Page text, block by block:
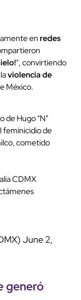
enredes
", convirtiendo
violencia de
México.
de Hugo "N"
feminicidio de
cometido
CDMX
June 2,
generó